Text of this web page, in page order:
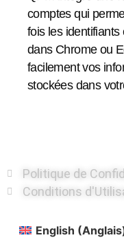
comptes qui
fois les
dans Chrome ou
facilement vos
stockées dans
Politique de
Conditions
English (Anglais